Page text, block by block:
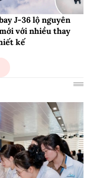
J-36 lộ nguyên
với nhiều thay
kế